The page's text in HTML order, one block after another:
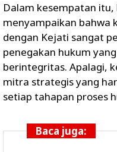
Dalam kesempatan itu,
menyampaikan bahwa
dengan Kejati sangat
penegakan hukum
berintegritas. Apalagi,
mitra strategis yang
setiap tahapan proses
Baca juga: